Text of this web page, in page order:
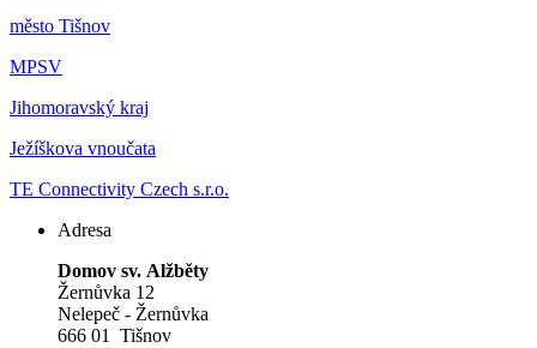
město Tišnov
MPSV
Jihomoravský kraj
Ježíškova vnoučata
TE Connectivity Czech s.r.o.
Adresa
Domov sv. Alžběty
Žernůvka 12
Nelepeč - Žernůvka
666 01 Tišnov